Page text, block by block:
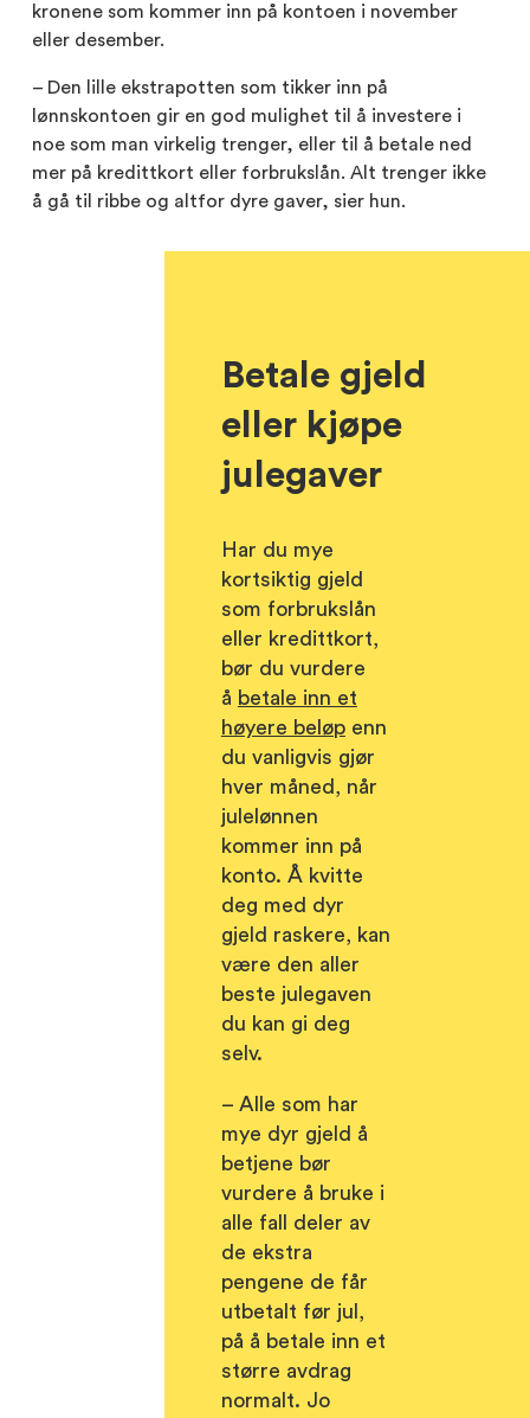
kronene som kommer inn på kontoen i november
eller desember.
– Den lille ekstrapotten som tikker inn på
lønnskontoen gir en god mulighet til å investere i
noe som man virkelig trenger, eller til å betale ned
mer på kredittkort eller forbrukslån. Alt trenger ikke
å gå til ribbe og altfor dyre gaver, sier hun.
Betale gjeld
eller kjøpe
julegaver
Har du mye
kortsiktig gjeld
som forbrukslån
eller kredittkort,
bør du vurdere
å betale inn et
høyere beløpenn
du vanligvis gjør
hver måned, når
julelønnen
kommer inn på
konto. Å kvitte
deg med dyr
gjeld raskere, kan
være den aller
beste julegaven
du kan gi deg
selv.
– Alle som har
mye dyr gjeld å
betjene bør
vurdere å bruke i
alle fall deler av
de ekstra
pengene de får
utbetalt før jul,
på å betale inn et
større avdrag
normalt. Jo